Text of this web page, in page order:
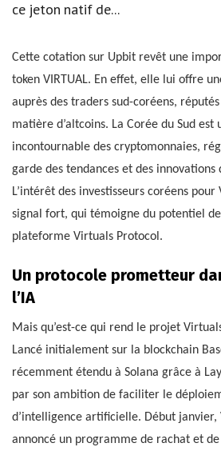
ce jeton natif de...
Cette cotation sur Upbit revêt une
token VIRTUAL. En effet, elle lui offre
auprès des traders sud-coréens,
matière d’altcoins. La Corée du Sud est
incontournable des cryptomonnaies,
garde des tendances et des innovations
L’intérêt des investisseurs coréens pour
signal fort, qui témoigne du potentiel
plateforme Virtuals Protocol.
Un protocole prometteur
l’IA
Mais qu’est-ce qui rend le projet
Lancé initialement sur la blockchain
récemment étendu à Solana grâce à
par son ambition de faciliter le
d’intelligence artificielle. Début janvier,
annoncé un programme de rachat et